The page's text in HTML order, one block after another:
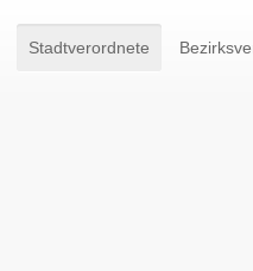
Stadtverordnete